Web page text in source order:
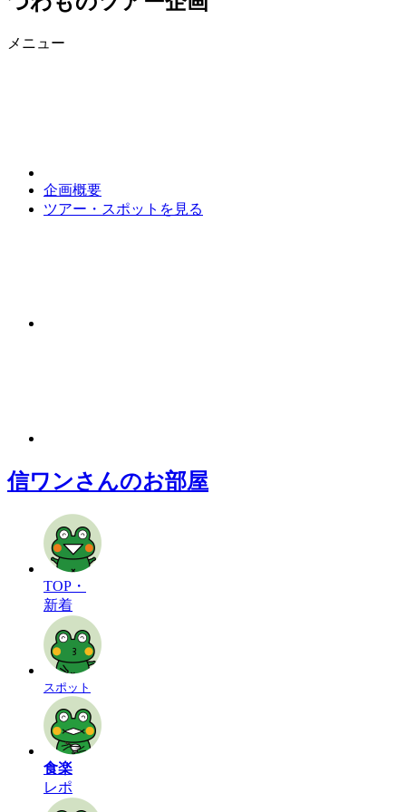
メニュー
企画概要
ツアー・スポットを見る
信ワンさんのお部屋
TOP・
新着
スポット
食楽
レポ